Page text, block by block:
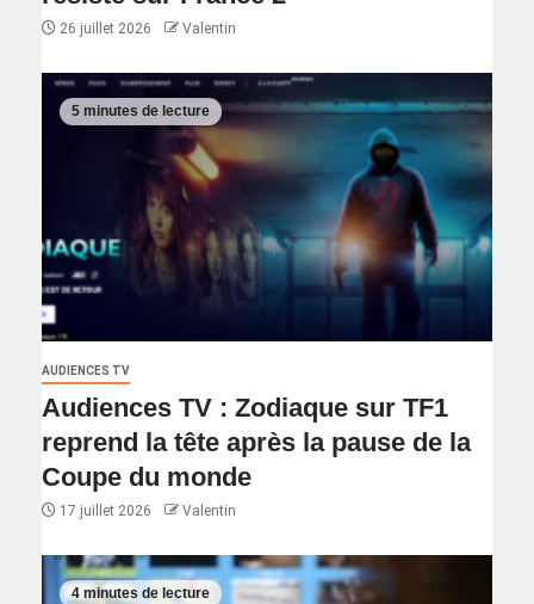
26 juillet 2026 Valentin
5 minutes de lecture
AUDIENCES TV
Audiences TV : Zodiaque sur TF1
reprend la tête après la pause de la
Coupe du monde
17 juillet 2026 Valentin
4 minutes de lecture